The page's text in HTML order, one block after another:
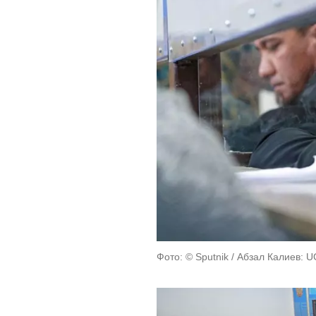
Фото: © Sputnik / Абзал Калиев: